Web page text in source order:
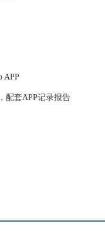
APP
配套APP记录报告